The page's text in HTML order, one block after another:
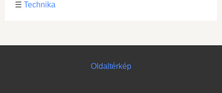
☰ Technika
Oldaltérkép